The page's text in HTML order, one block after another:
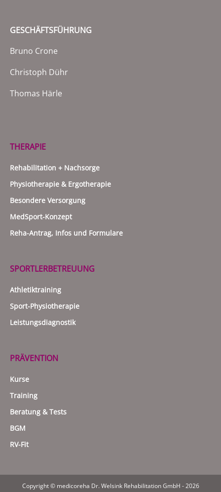
GESCHÄFTSFÜHRUNG
Bruno Crone
Christoph Dühr
Thomas Härle
THERAPIE
Rehabilitation + Nachsorge
Physiotherapie & Ergotherapie
Besondere Versorgung
MedSport-Konzept
Reha-Antrag, Infos und Formulare
SPORTLERBETREUUNG
Athletiktraining
Sport-Physiotherapie
Leistungsdiagnostik
PRÄVENTION
Kurse
Training
Beratung & Tests
BGM
RV-Fit
Copyright © medicoreha Dr. Welsink Rehabilitation GmbH - 2026